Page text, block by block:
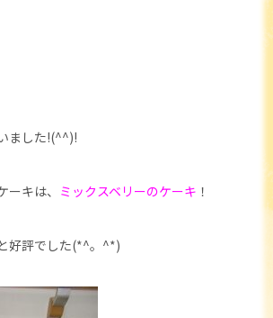
ました!(^^)!
キは、 ミックスベリーのケーキ ！
好評でした(*^。^*)